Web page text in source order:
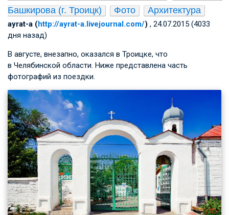
Башкирова (г. Троицк)
Фото Архитектура
ayrat-a (http://ayrat-a.livejournal.com/) , 24.07.2015 (4033
дня назад)
В августе, внезапно, оказался в Троицке, что
в Челябинской области. Ниже представлена часть
фотографий из поездки.